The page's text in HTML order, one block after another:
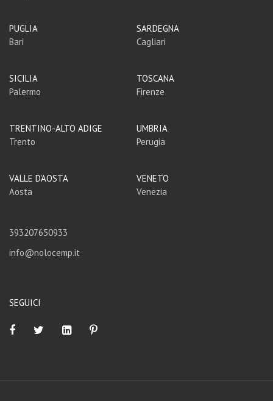
PUGLIA
Bari
SARDEGNA
Cagliari
SICILIA
Palermo
TOSCANA
Firenze
TRENTINO-ALTO ADIGE
Trento
UMBRIA
Perugia
VALLE D'AOSTA
Aosta
VENETO
Venezia
393207650933
info@nolocemp.it
SEGUICI